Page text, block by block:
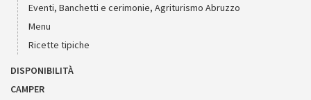
Eventi, Banchetti e cerimonie, Agriturismo Abruzzo
Menu
Ricette tipiche
DISPONIBILITÀ
CAMPER